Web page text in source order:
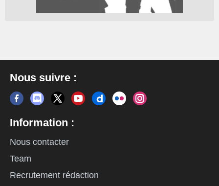
Nous suivre :
Information :
Nous contacter
Team
Recrutement rédaction